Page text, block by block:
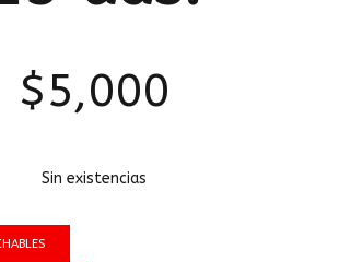
$5,000
Sin existencias